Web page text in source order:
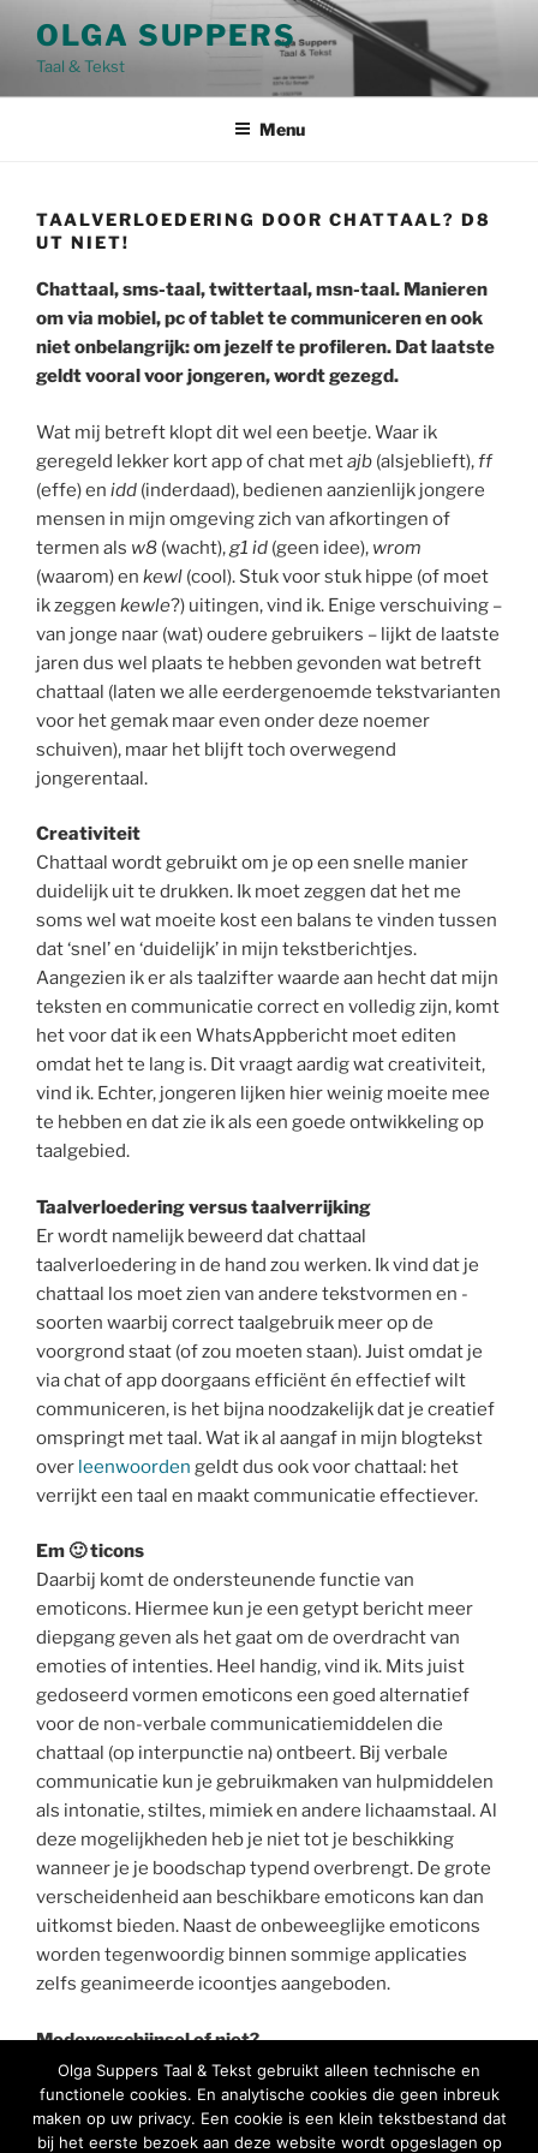
content
OLGA SUPPERS
Taal & Tekst
Menu
TAALVERLOEDERING DOOR CHATTAAL? D8
UT NIET!
Chattaal, sms-taal, twittertaal, msn-taal. Manieren
om via mobiel, pc of tablet te communiceren en ook
niet onbelangrijk: om jezelf te profileren. Dat laatste
geldt vooral voor jongeren, wordt gezegd.
Wat mij betreft klopt dit wel een beetje. Waar ik
geregeld lekker kort app of chat metajb (alsjeblieft),ff
(effe) en idd (inderdaad), bedienen aanzienlijk jongere
mensen in mijn omgeving zich van afkortingen of
termen als w8 (wacht), g1 id (geen idee), wrom
(waarom) en kewl (cool). Stuk voor stuk hippe (of moet
ik zeggen kewle?) uitingen, vind ik. Enige verschuiving –
van jonge naar (wat) oudere gebruikers – lijkt de laatste
jaren dus wel plaats te hebben gevonden wat betreft
chattaal (laten we alle eerdergenoemde tekstvarianten
voor het gemak maar even onder deze noemer
schuiven), maar het blijft toch overwegend
jongerentaal.
Creativiteit
Chattaal wordt gebruikt om je op een snelle manier
duidelijk uit te drukken. Ik moet zeggen dat het me
soms wel wat moeite kost een balans te vinden tussen
dat ‘snel’ en ‘duidelijk’ in mijn tekstberichtjes.
Aangezien ik er als taalzifter waarde aan hecht dat mijn
teksten en communicatie correct en volledig zijn, komt
het voor dat ik een WhatsAppbericht moet editen
omdat het te lang is. Dit vraagt aardig wat creativiteit,
vind ik. Echter, jongeren lijken hier weinig moeite mee
te hebben en dat zie ik als een goede ontwikkeling op
taalgebied.
Taalverloedering versus taalverrijking
Er wordt namelijk beweerd dat chattaal
taalverloedering in de hand zou werken. Ik vind dat je
chattaal los moet zien van andere tekstvormen en -
soorten waarbij correct taalgebruik meer op de
voorgrond staat (of zou moeten staan). Juist omdat je
via chat of app doorgaans efficiënt én effectief wilt
communiceren, is het bijna noodzakelijk dat je creatief
omspringt met taal. Wat ik al aangaf in mijn blogtekst
over leenwoorden geldt dus ook voor chattaal: het
verrijkt een taal en maakt communicatie effectiever.
Em 🙂 ticons
Daarbij komt de ondersteunende functie van
emoticons. Hiermee kun je een getypt bericht meer
diepgang geven als het gaat om de overdracht van
emoties of intenties. Heel handig, vind ik. Mits juist
gedoseerd vormen emoticons een goed alternatief
voor de non-verbale communicatiemiddelen die
chattaal (op interpunctie na) ontbeert. Bij verbale
communicatie kun je gebruikmaken van hulpmiddelen
als intonatie, stiltes, mimiek en andere lichaamstaal. Al
deze mogelijkheden heb je niet tot je beschikking
wanneer je je boodschap typend overbrengt. De grote
verscheidenheid aan beschikbare emoticons kan dan
uitkomst bieden. Naast de onbeweeglijke emoticons
worden tegenwoordig binnen sommige applicaties
zelfs geanimeerde icoontjes aangeboden.
Modeverschijnsel of niet?
Op de vraag of chattaal een modeverschijnsel is, kan ik
geen eenduidig antwoord geven. Ik neem aan dat, zoals
dat voor woorden in het algemeen geldt, ook
Olga Suppers Taal & Tekst gebruikt alleen technische en
functionele cookies. En analytische cookies die geen inbreuk
maken op uw privacy. Een cookie is een klein tekstbestand dat
bij het eerste bezoek aan deze website wordt opgeslagen op